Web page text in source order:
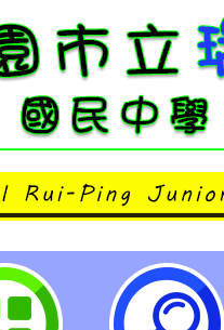
19疫苗接種